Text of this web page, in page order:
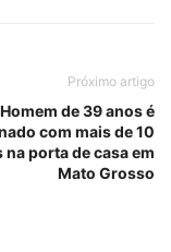
Próximo artigo
Homem de 39 anos é
com mais de 10
na porta de casa em
Mato Grosso